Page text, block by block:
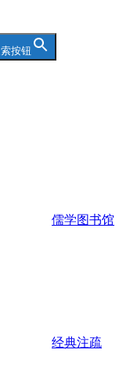
按钮
儒学图书馆
经典注疏